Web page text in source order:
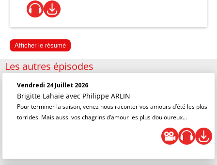
Afficher le résumé
Les autres épisodes
Vendredi 24 Juillet 2026
Brigitte Lahaie avec Philippe ARLIN
Pour terminer la saison, venez nous raconter vos amours d’été les plus
torrides. Mais aussi vos chagrins d’amour les plus douloureux…